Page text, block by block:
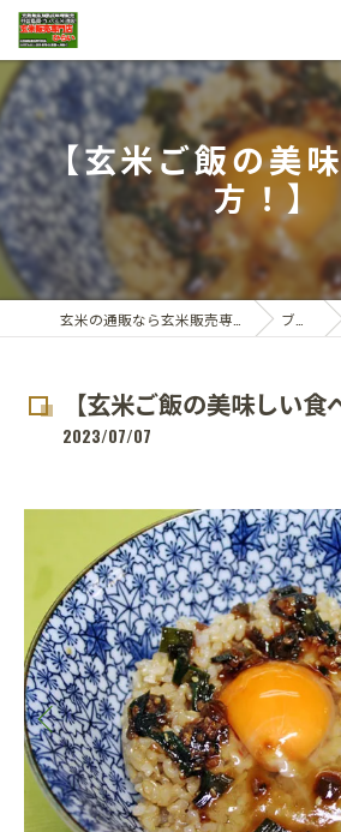
【玄米ご飯の美
方！】
ブログ
【玄米ご飯の美味しい食
2023/07/07